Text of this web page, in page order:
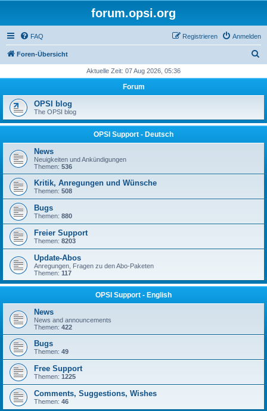
forum.opsi.org
FAQ Anmelden
Registrieren
Foren-Übersicht
h
Aktuelle Zeit: 07 Aug 2026, 05:36
Forum
OPSI blog
The OPSI blog
OPSI Support - Deutsch
News
Neuigkeiten und Ankündigungen
Themen: 536
Kritik, Anregungen und Wünsche
Themen: 508
Bugs
Themen: 880
Freier Support
Themen: 8203
Update-Abos
Anregungen, Fragen zu den Abo-Paketen
Themen: 117
OPSI Support - English
News
News and announcements
Themen: 422
Bugs
Themen: 49
Free Support
Themen: 1225
Comments, Suggestions, Wishes
Themen: 46